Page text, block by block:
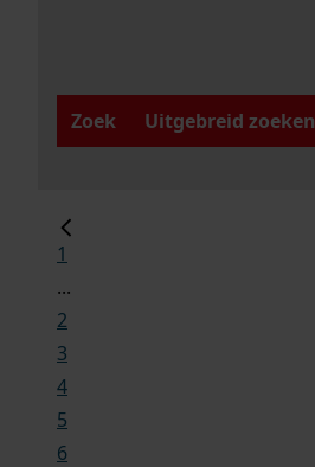
Zoek
Uitgebreid zoeken
1
...
2
3
4
5
6